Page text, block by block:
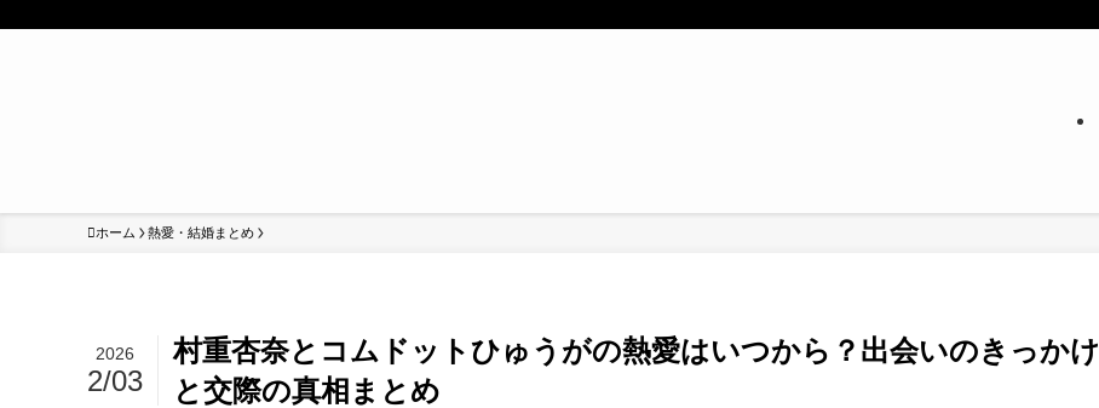
ホーム 熱愛・結婚まとめ
村重杏奈とコムドットひゅうがの熱愛はいつから？出会いのきっかけ
と交際の真相まとめ
2026
2/03